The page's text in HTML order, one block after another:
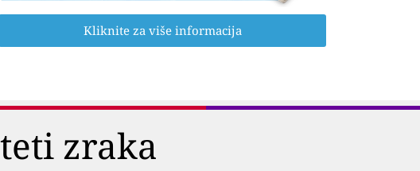
Kliknite za više informacija
zraka